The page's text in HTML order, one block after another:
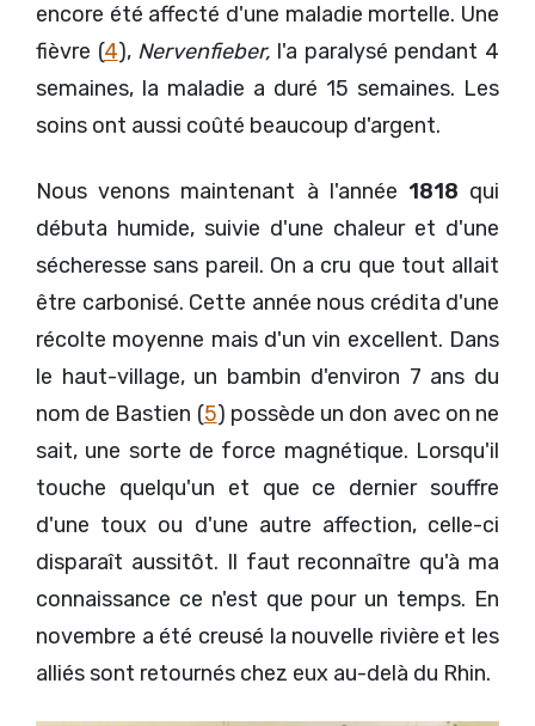
encore été affecté d'une maladie mortelle. Une
fièvre (4), Nervenfieber, l'a paralysé pendant 4
semaines, la maladie a duré 15 semaines. Les
soins ont aussi coûté beaucoup d'argent.
Nous venons maintenant à l'année 1818 qui
débuta humide, suivie d'une chaleur et d'une
sécheresse sans pareil. On a cru que tout allait
être carbonisé. Cette année nous crédita d'une
récolte moyenne mais d'un vin excellent. Dans
le haut-village, un bambin d'environ 7 ans du
nom de Bastien (5) possède un don avec on ne
sait, une sorte de force magnétique. Lorsqu'il
touche quelqu'un et que ce dernier souffre
d'une toux ou d'une autre affection, celle-ci
disparaît aussitôt. Il faut reconnaître qu'à ma
connaissance ce n'est que pour un temps. En
novembre a été creusé la nouvelle rivière et les
alliés sont retournés chez eux au-delà du Rhin.